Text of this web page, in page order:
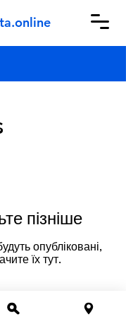
пізніше
опубліковані,
їх тут.